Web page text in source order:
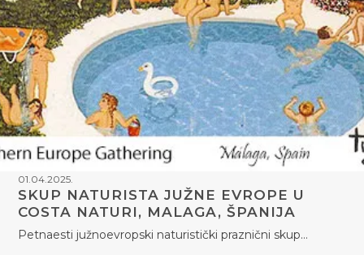
01.04.2025.
SKUP NATURISTA JUŽNE EVROPE U
COSTA NATURI, MALAGA, ŠPANIJA
Petnaesti južnoevropski naturistički praznični skup…